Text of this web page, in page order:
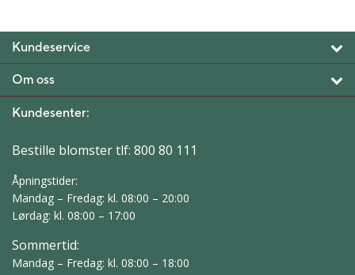
Kundeservice
Om oss
Kundesenter:
Bestille blomster tlf: 800 80 111
Åpningstider:
Mandag – Fredag: kl. 08:00 – 20:00
Lørdag: kl. 08:00 – 17:00
Sommertid:
Mandag – Fredag: kl. 08:00 – 18:00